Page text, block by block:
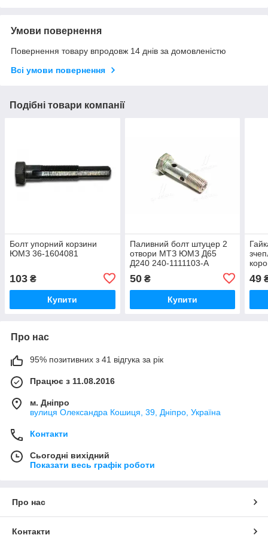
Умови повернення
Повернення товару впродовж 14 днів за домовленістю
Всі умови повернення
Подібні товари компанії
Болт упорний корзини
ЮМЗ 36-1604081
103 ₴
Купити
Паливний болт штуцер 2
отвори МТЗ ЮМЗ Д65
Д240 240-1111103-А
50₴
Купити
49
Про нас
95% позитивних з 41 відгука за рік
Працює з 11.08.2016
м. Дніпро
вулиця Олександра Кошиця, 39, Дніпро, Україна
Контакти
Сьогодні вихідний
Показати весь графік роботи
Про нас
Контакти